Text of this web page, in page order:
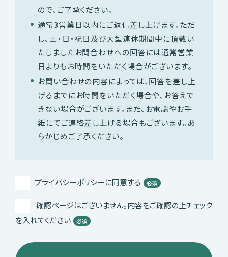
ので、ご了承ください。
通常3営業日以内にご返信差し上げます。ただ
し、土・日・祝日及び大型連休期間中に頂戴い
たしましたお問合わせへの回答には通常営業
日よりもお時間をいただく場合がございます。
お問い合わせの内容によっては、回答を差し上
げるまでにお時間をいただく場合や、 お答えで
きない場合がございます。 また、お電話やお手
紙にてご連絡差し上げる場合もございます。あ
らかじめご了承ください。
プライバシーポリシーに同意する 必須
確認ページはございません。内容をご確認の上チェック
を入れてください
必須